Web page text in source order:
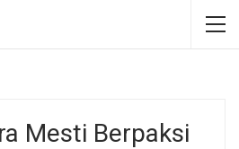
Mesti Berpaksi